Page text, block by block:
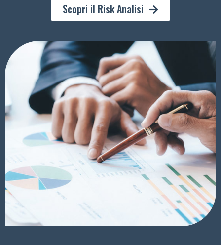
Scopri il Risk Analisi